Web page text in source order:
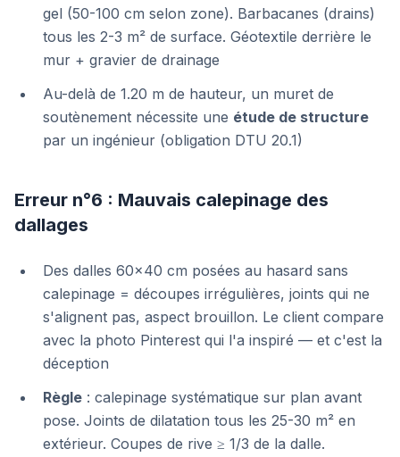
gel (50-100 cm selon zone). Barbacanes (drains)
tous les 2-3 m² de surface. Géotextile derrière le
mur + gravier de drainage
Au-delà de 1.20 m de hauteur, un muret de
soutènement nécessite une étude de structure
par un ingénieur (obligation DTU 20.1)
Erreur n°6 : Mauvais calepinage des
dallages
Des dalles 60×40 cm posées au hasard sans
calepinage = découpes irrégulières, joints qui ne
s'alignent pas, aspect brouillon. Le client compare
avec la photo Pinterest qui l'a inspiré — et c'est la
déception
Règle : calepinage systématique sur plan avant
pose. Joints de dilatation tous les 25-30 m² en
extérieur. Coupes de rive ≥ 1/3 de la dalle.